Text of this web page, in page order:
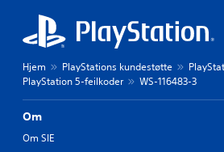
Hjem PlayStations kundestøtte
PlayStation 5-feilkoder
WS-116483-3
Om
Om SIE